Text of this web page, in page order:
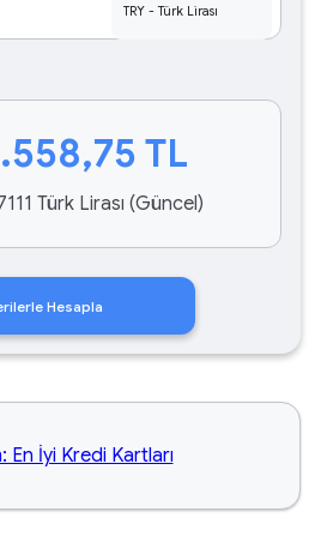
TL
Türk Lirası (Güncel)
Hesapla